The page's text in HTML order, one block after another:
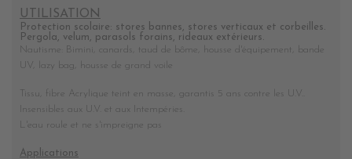
UTILISATION
Protection scolaire: stores bannes, stores verticaux et corbeilles.
Pergola, velum, parasols forains, rideaux extérieurs.
Nautisme: Bimini, canards, taud de bôme, housse d'équipement, bande
UV, lazy bag, housse de grand voile
Tissu, fibre Acrylique teint en masse, garantis 5 ans contre les U.V..
Insensibles aux U.V. et aux Intempéries.
L'eau roule et ne s'impreigne pas
Applications